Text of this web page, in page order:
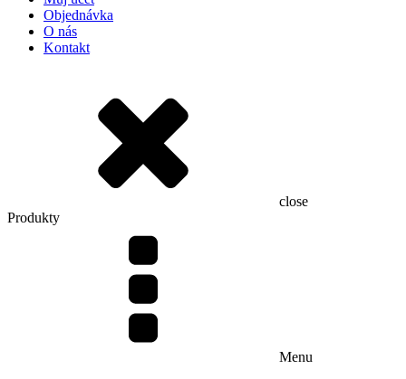
Objednávka
O nás
Kontakt
close
Produkty
Menu